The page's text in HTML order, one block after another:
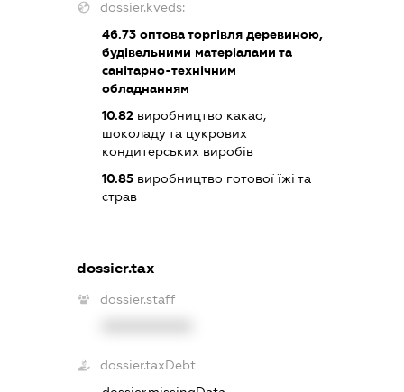
dossier.kveds:
46.73 оптова торгівля деревиною,
будівельними матеріалами та
санітарно-технічним
обладнанням
10.82 виробництво какао,
шоколаду та цукрових
кондитерських виробів
10.85 виробництво готової їжі та
страв
dossier.tax
dossier.staff
dossier.taxDebt